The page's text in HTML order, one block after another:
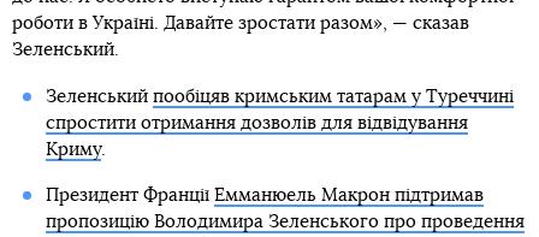
роботи в Україні. Давайте зростати разом», — сказав
Зеленський.
Зеленський пообіцяв кримським татарам у Туреччині
спростити отримання дозволів для відвідування
Криму.
Президент Франції Емманюель Макрон підтримав
пропозицію Володимира Зеленського про проведення